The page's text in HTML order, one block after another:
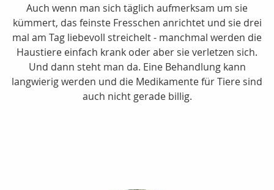
Auch wenn man sich täglich aufmerksam um sie
kümmert, das feinste Fresschen anrichtet und sie drei
mal am Tag liebevoll streichelt - manchmal werden die
Haustiere einfach krank oder aber sie verletzen sich.
Und dann steht man da. Eine Behandlung kann
langwierig werden und die Medikamente für Tiere sind
auch nicht gerade billig.